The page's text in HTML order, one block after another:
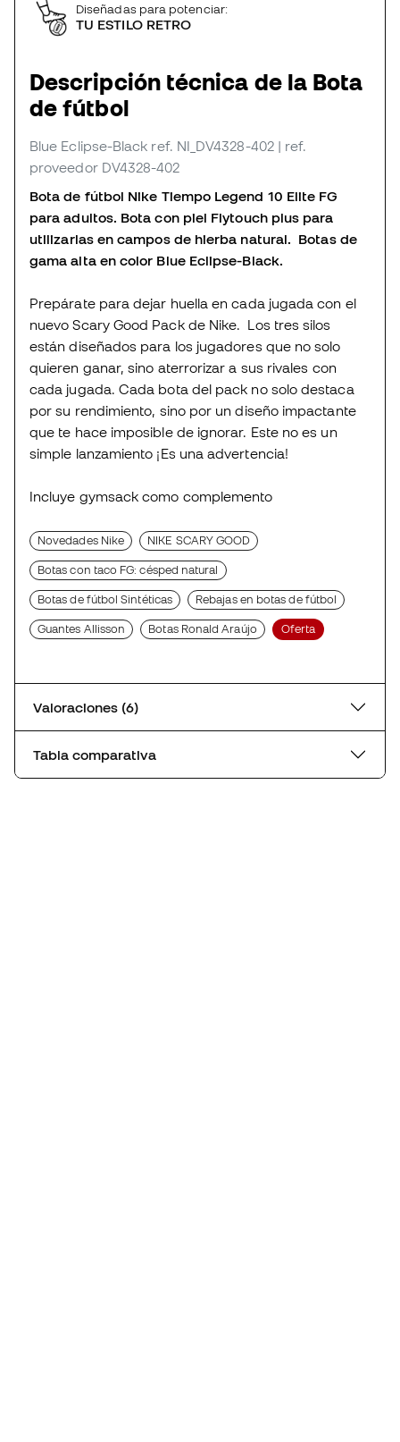
Diseñadas para potenciar:
TU ESTILO RETRO
Descripción técnica de la Bota
de fútbol
Blue Eclipse-Black ref. NI_DV4328-402 | ref.
proveedor DV4328-402
Bota de fútbol Nike Tiempo Legend 10 Elite FG
para adultos. Bota con piel Flytouch plus para
utilizarlas en campos de hierba natural. Botas de
gama alta en color Blue Eclipse-Black.
Prepárate para dejar huella en cada jugada con el
nuevo Scary Good Pack de Nike. Los tres silos
están diseñados para los jugadores que no solo
quieren ganar, sino aterrorizar a sus rivales con
cada jugada. Cada bota del pack no solo destaca
por su rendimiento, sino por un diseño impactante
que te hace imposible de ignorar. Este no es un
simple lanzamiento ¡Es una advertencia!
Incluye gymsack como complemento
Novedades Nike NIKE SCARY GOOD
Botas con taco FG: césped natural
Botas de fútbol Sintéticas Rebajas en botas de fútbol
Guantes Allisson Botas Ronald Araújo Oferta
Valoraciones (6)
Tabla comparativa